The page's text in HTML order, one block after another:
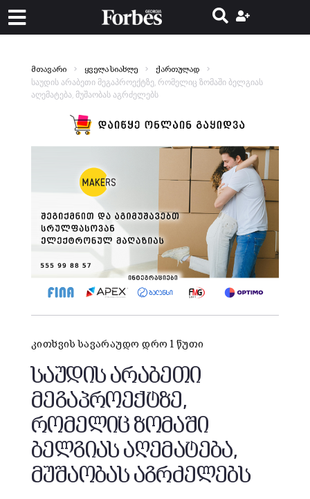
მთავარი ყველა სიახლე ქართულად
საუდის არაბეთი მეგაპროექტზე, რომელიც ზომაში ბელგიას
აღემატება, მუშაობას აგრძელებს
კითხვის სავარაუდო დრო 1 წუთი
საუდის არაბეთი
მეგაპროექტზე,
რომელიც ზომაში
ბელგიას აღემატება,
მუშაობას აგრძელებს